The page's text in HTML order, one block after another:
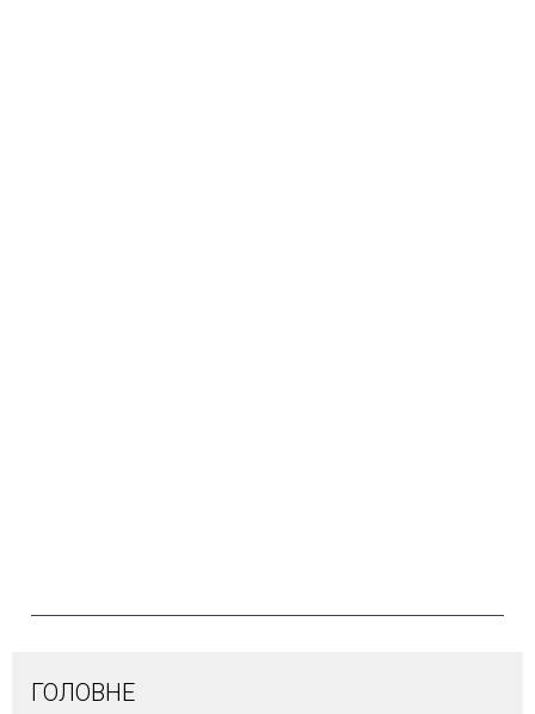
ГОЛОВНЕ